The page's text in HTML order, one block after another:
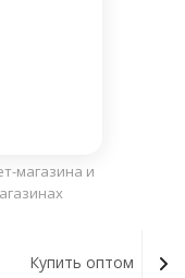
магазина и
Купить оптом